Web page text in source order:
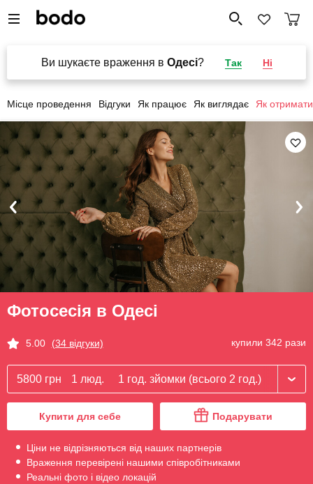
Ви шукаєте враження в Одесі? Так Ні
Місце проведення Відгуки Як працює Як виглядає Як отримати
Фотосесія в Одесі
5.00 (34 відгуки) купили 342 рази
5800 грн 1 люд. 1 год. зйомки (всього 2 год.)
Купити для себе Подарувати
Ціни не відрізняються від наших партнерів
Враження перевірені нашими співробітниками
Реальні фото і відео локацій